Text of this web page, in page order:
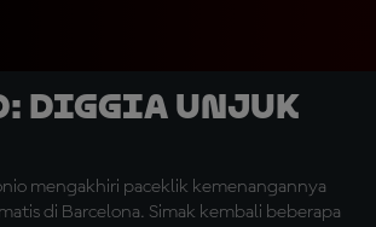
Diggia Unjuk
mengakhiri paceklik kemenangannya
di Barcelona. Simak kembali beberapa